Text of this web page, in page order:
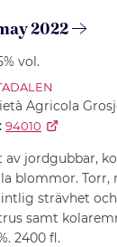
2022
vol.
Agricola
94010
jordgubbar,
blommor. Torr,
strävhet
samt
2400 fl.